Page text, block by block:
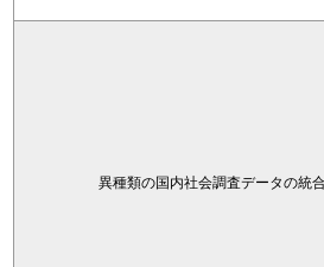
異種類の国内社会調査データの統